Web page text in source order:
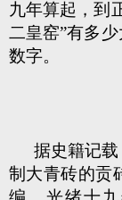
九年算起，到
二皇窑”有多
数字。
据史籍记
制大青砖的贡